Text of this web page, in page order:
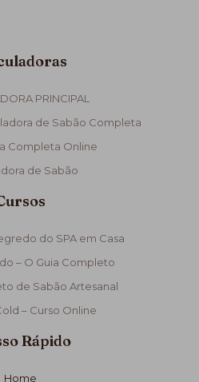
PRINCIPAL
de Sabão Completa
Completa Online
de Sabão
do SPA em Casa
– O Guia Completo
de Sabão Artesanal
– Curso Online
Rápido
Home